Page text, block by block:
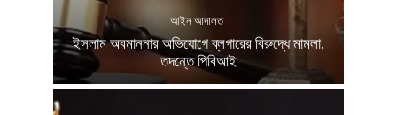
আইন আদালত
ইসলাম অবমাননার অভিযোগে ব্লগারের বিরুদ্ধে মামলা,
তদন্তে পিবিআই